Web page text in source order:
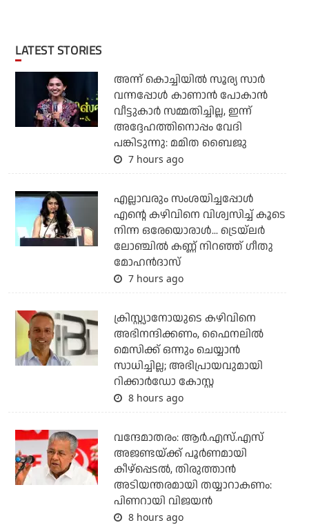
LATEST STORIES
അന്ന് കൊച്ചിയില്‍ സൂര്യ സാര്‍
വന്നപ്പോള്‍ കാണാന്‍ പോകാന്‍
വീട്ടുകാര്‍ സമ്മതിച്ചില്ല, ഇന്ന്
അദ്ദേഹത്തിനൊപ്പം വേദി
പങ്കിടുന്നു: മമിത ബൈജു
7 hours ago
എല്ലാവരും സംശയിച്ചപ്പോള്‍
എന്റെ കഴിവിനെ വിശ്വസിച്ച് കൂടെ
നിന്ന ഒരേയൊരാള്‍... ട്രെയ്‌ലര്‍
ലോഞ്ചില്‍ കണ്ണ് നിറഞ്ഞ് ഗീതു
മോഹന്‍ദാസ്
7 hours ago
ക്രിസ്റ്റ്യാനോയുടെ കഴിവിനെ
അഭിനന്ദിക്കണം, ഫൈനലില്‍
മെസിക്ക് ഒന്നും ചെയ്യാന്‍
സാധിച്ചില്ല; അഭിപ്രായവുമായി
റിക്കാര്‍ഡോ കോസ്റ്റ
8 hours ago
വന്ദേമാതരം: ആര്‍.എസ്.എസ്
അജണ്ടയ്ക്ക് പൂര്‍ണമായി
കീഴ്‌പ്പെടല്‍, തിരുത്താന്‍
അടിയന്തരമായി തയ്യാറാകണം:
പിണറായി വിജയന്‍
8 hours ago